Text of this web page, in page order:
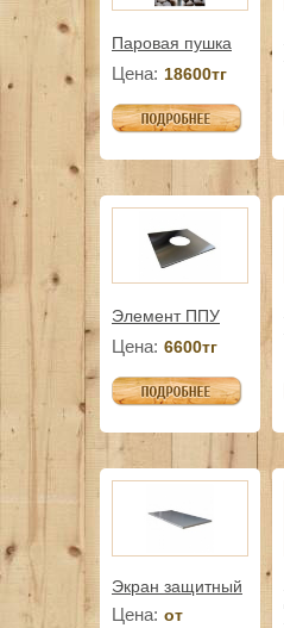
Паровая пушка
Цена: 18600тг
Элемент ППУ
Цена: 6600тг
Экран защитный
Цена: от